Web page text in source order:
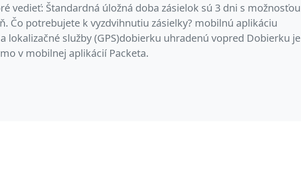
vedieť: Štandardná úložná doba zásielok sú 3 dni s možnosťou
Čo potrebujete k vyzdvihnutiu zásielky? mobilnú aplikáciu
lokalizačné služby (GPS)dobierku uhradenú vopred Dobierku je
v mobilnej aplikácií Packeta.